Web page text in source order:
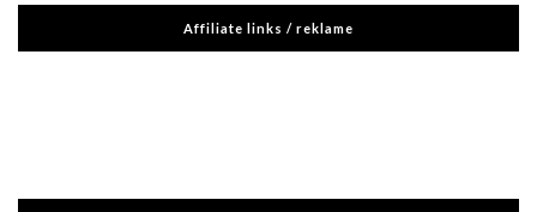
Affiliate links / reklame